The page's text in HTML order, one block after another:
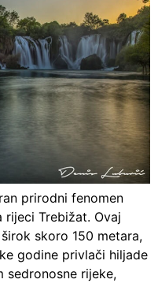
prirodni fenomen
rijeci Trebižat. Ovaj
skoro 150 metara,
godine privlači hiljade
sedronosne rijeke,